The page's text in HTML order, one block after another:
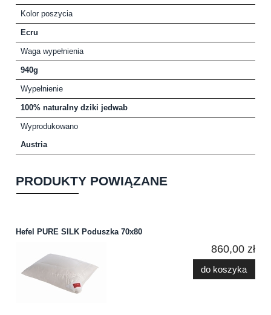
Kolor poszycia
Ecru
Waga wypełnienia
940g
Wypełnienie
100% naturalny dziki jedwab
Wyprodukowano
Austria
PRODUKTY POWIĄZANE
Hefel PURE SILK Poduszka 70x80
860,00 zł
do koszyka